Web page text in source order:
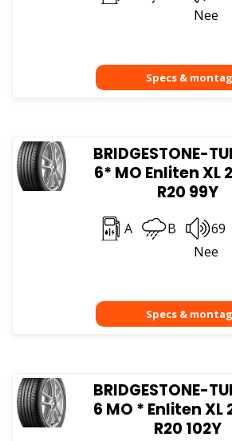
Nee
BRIDGESTONE-
6* MO Enliten XL
R20 99Y
A B 69
Nee
BRIDGESTONE-
6 MO * Enliten XL
R20 102Y